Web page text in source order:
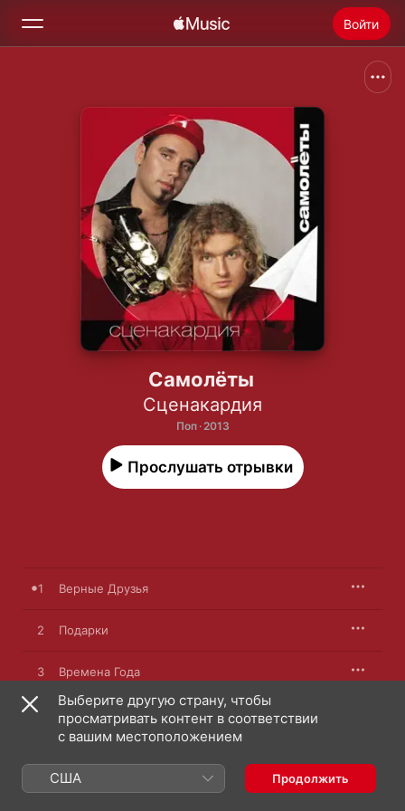
Войти
Установить Apple Music
Самолёты
Сценакардия
Поп · 2013
Прослушать отрывки
1 Верные Друзья
2 Подарки
3 Времена Года
4 Нина
6 Ты Прости
Выберите другую страну, чтобы
просматривать контент в соответствии
с вашим местоположением
США Продолжить